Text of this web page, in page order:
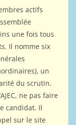
actifs
une fois tous
Il nomme six
un
du scrutin.
ne pas faire
candidat. Il
sur le site